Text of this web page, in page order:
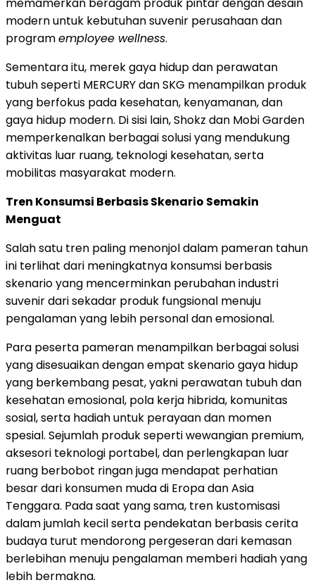
modern untuk kebutuhan suvenir perusahaan dan
programemployee wellness.
Sementara itu, merek gaya hidup dan perawatan
tubuh seperti MERCURY dan SKG menampilkan produk
yang berfokus pada kesehatan, kenyamanan, dan
gaya hidup modern. Di sisi lain, Shokz dan Mobi Garden
memperkenalkan berbagai solusi yang mendukung
aktivitas luar ruang, teknologi kesehatan, serta
mobilitas masyarakat modern.
Tren Konsumsi Berbasis Skenario Semakin
Menguat
Salah satu tren paling menonjol dalam pameran tahun
ini terlihat dari meningkatnya konsumsi berbasis
skenario yang mencerminkan perubahan industri
suvenir dari sekadar produk fungsional menuju
pengalaman yang lebih personal dan emosional.
Para peserta pameran menampilkan berbagai solusi
yang disesuaikan dengan empat skenario gaya hidup
yang berkembang pesat, yakni perawatan tubuh dan
kesehatan emosional, pola kerja hibrida, komunitas
sosial, serta hadiah untuk perayaan dan momen
spesial. Sejumlah produk seperti wewangian premium,
aksesori teknologi portabel, dan perlengkapan luar
ruang berbobot ringan juga mendapat perhatian
besar dari konsumen muda di Eropa dan Asia
Tenggara. Pada saat yang sama, tren kustomisasi
dalam jumlah kecil serta pendekatan berbasis cerita
budaya turut mendorong pergeseran dari kemasan
berlebihan menuju pengalaman memberi hadiah yang
lebih bermakna.